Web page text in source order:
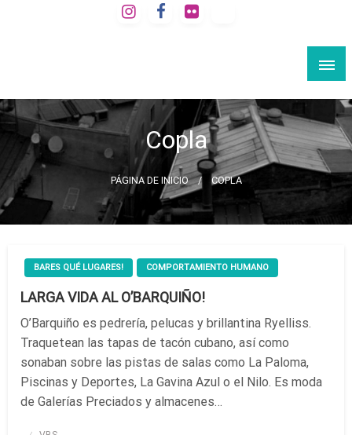
Copla
PÁGINA DE INICIO COPLA
BARES QUÉ LUGARES! COMPORTAMIENTO HUMANO
LARGA VIDA AL O’BARQUIÑO!
O’Barquiño es pedrería, pelucas y brillantina Ryelliss.
Traquetean las tapas de tacón cubano, así como
sonaban sobre las pistas de salas como La Paloma,
Piscinas y Deportes, La Gavina Azul o el Nilo. Es moda
de Galerías Preciados y almacenes…
Publicado